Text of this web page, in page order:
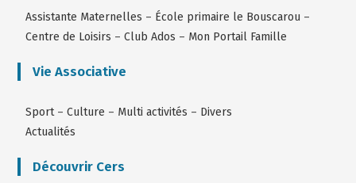
Assistante Maternelles – École primaire le Bouscarou –
Centre de Loisirs –Club Ados – Mon Portail Famille
Vie Associative
Sport –Culture – Multi activités – Divers
Actualités
Découvrir Cers